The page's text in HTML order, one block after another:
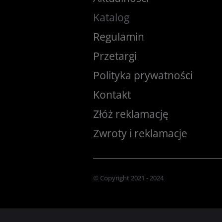
Katalog
Regulamin
Przetargi
Polityka prywatności
Kontakt
Złóż reklamację
Zwroty i reklamacje
© Copyright 2021 - 2024